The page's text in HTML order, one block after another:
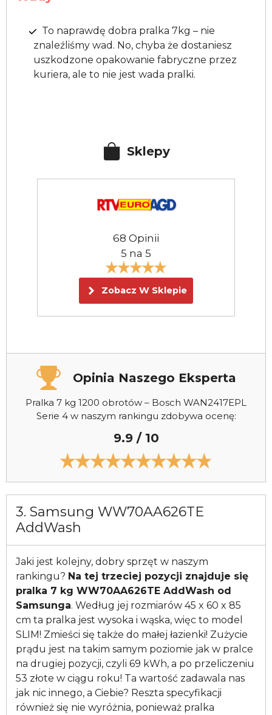
To naprawdę dobra pralka 7kg – nie
znaleźliśmy wad. No, chyba że dostaniesz
uszkodzone opakowanie fabryczne przez
kuriera, ale to nie jest wada pralki.
Sklepy
68 Opinii
5 na 5
Zobacz W Sklepie
Opinia Naszego Eksperta
Pralka 7 kg 1200 obrotów – Bosch WAN2417EPL
Serie 4 w naszym rankingu zdobywa ocenę:
9.9 / 10
3. Samsung WW70AA626TE
AddWash
Jaki jest kolejny, dobry sprzęt w naszym
rankingu? Na tej trzeciej pozycji znajduje się
pralka 7 kg WW70AA626TE AddWash od
Samsunga. Według jej rozmiarów 45 x 60 x 85
cm ta pralka jest wysoka i wąska, więc to model
SLIM! Zmieści się także do małej łazienki! Zużycie
prądu jest na takim samym poziomie jak w pralce
na drugiej pozycji, czyli 69 kWh, a po przeliczeniu
53 złote w ciągu roku! Ta wartość zadawala nas
jak nic innego, a Ciebie? Reszta specyfikacji
również się nie wyróżnia, ponieważ pralka